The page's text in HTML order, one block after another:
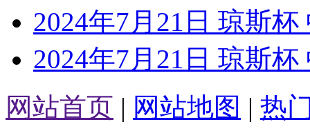
2024年7月21日 琼斯
2024年7月21日 琼斯
网站首页 | 网站地图 | 热